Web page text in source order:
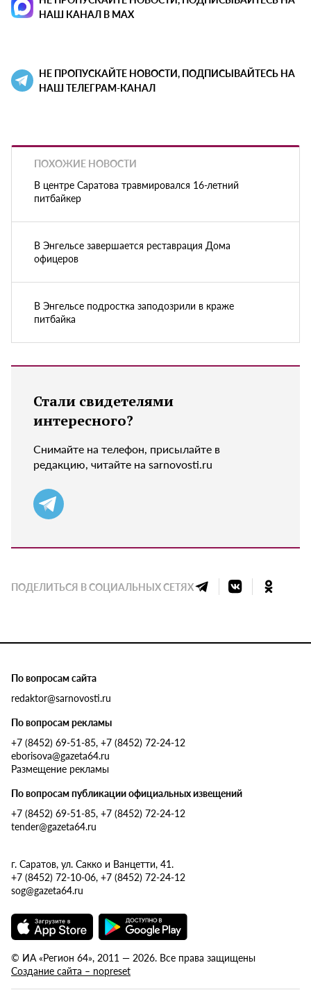
НАШ КАНАЛ В MAX
НЕ ПРОПУСКАЙТЕ НОВОСТИ, ПОДПИСЫВАЙТЕСЬ НА
НАШ ТЕЛЕГРАМ-КАНАЛ
ПОХОЖИЕ НОВОСТИ
В центре Саратова травмировался 16-летний
питбайкер
В Энгельсе завершается реставрация Дома
офицеров
В Энгельсе подростка заподозрили в краже
питбайка
Стали свидетелями
интересного?
Снимайте на телефон, присылайте в
редакцию, читайте на sarnovosti.ru
ПОДЕЛИТЬСЯ В СОЦИАЛЬНЫХ СЕТЯХ
По вопросам сайта
redaktor@sarnovosti.ru
По вопросам рекламы
+7 (8452) 69-51-85, +7 (8452) 72-24-12
eborisova@gazeta64.ru
Размещение рекламы
По вопросам публикации официальных извещений
+7 (8452) 69-51-85, +7 (8452) 72-24-12
tender@gazeta64.ru
г. Саратов, ул. Сакко и Ванцетти, 41.
+7 (8452) 72-10-06, +7 (8452) 72-24-12
sog@gazeta64.ru
© ИА «Регион 64», 2011 — 2026. Все права защищены
Создание сайта – nopreset